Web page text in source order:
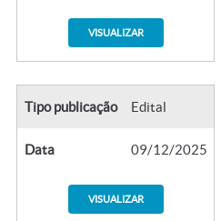
VISUALIZAR
Tipo publicação Edital
Data 09/12/2025
VISUALIZAR